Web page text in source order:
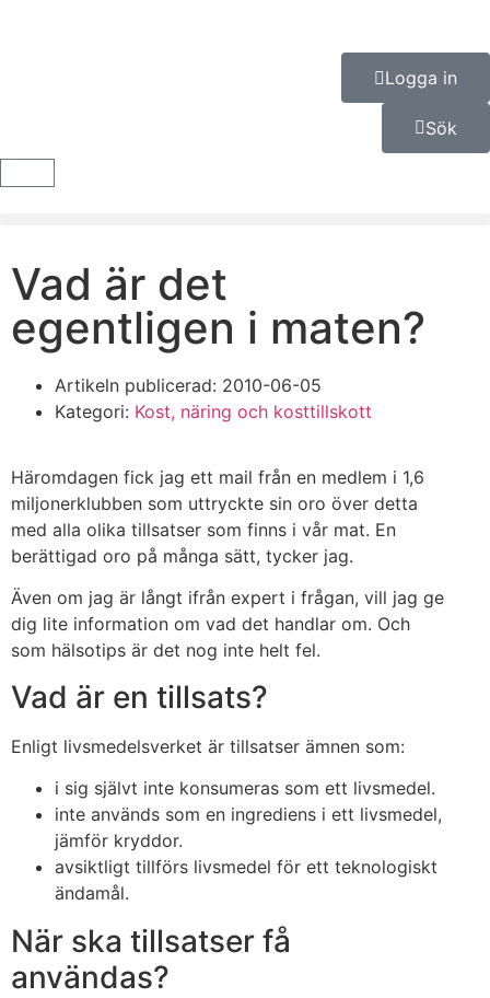
Logga in
Sök
Vad är det
egentligen i maten?
Artikeln publicerad: 2010-06-05
Kategori: Kost, näring och kosttillskott
Häromdagen fick jag ett mail från en medlem i 1,6
miljonerklubben som uttryckte sin oro över detta
med alla olika tillsatser som finns i vår mat. En
berättigad oro på många sätt, tycker jag.
Även om jag är långt ifrån expert i frågan, vill jag ge
dig lite information om vad det handlar om. Och
som hälsotips är det nog inte helt fel.
Vad är en tillsats?
Enligt livsmedelsverket är tillsatser ämnen som:
i sig självt inte konsumeras som ett livsmedel.
inte används som en ingrediens i ett livsmedel,
jämför kryddor.
avsiktligt tillförs livsmedel för ett teknologiskt
ändamål.
När ska tillsatser få
användas?